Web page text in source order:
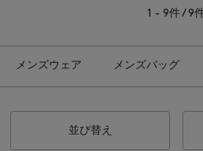
1 - 9件 / 9
メンズウェア メンズバッグ
並び替え